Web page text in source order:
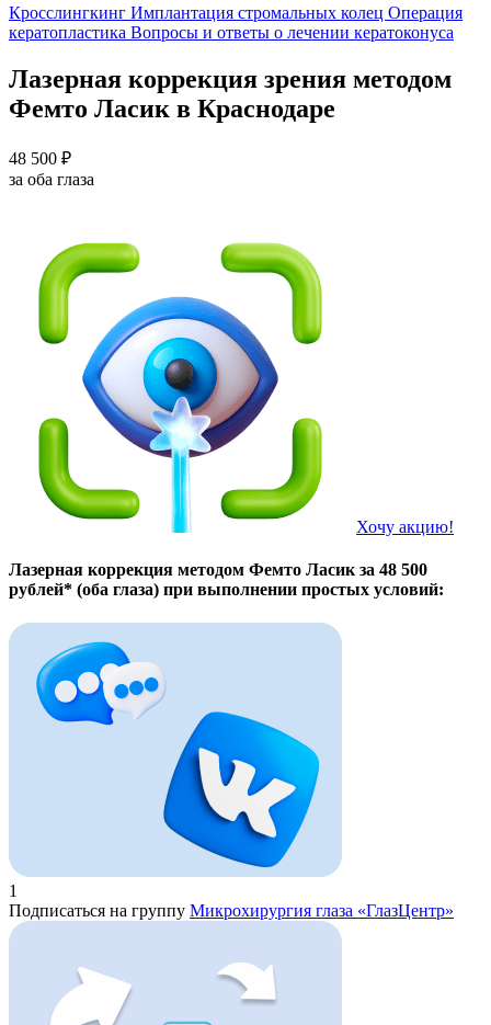
Кросслингкинг Имплантация стромальных колец Операция
кератопластика Вопросы и ответы о лечении кератоконуса
Лазерная коррекция зрения методом
Фемто Ласик в Краснодаре
48 500 ₽
за оба глаза
Хочу акцию!
Лазерная коррекция методом Фемто Ласик за 48 500
рублей* (оба глаза) при выполнении простых условий:
1
Подписаться на группу Микрохирургия глаза «ГлазЦентр»